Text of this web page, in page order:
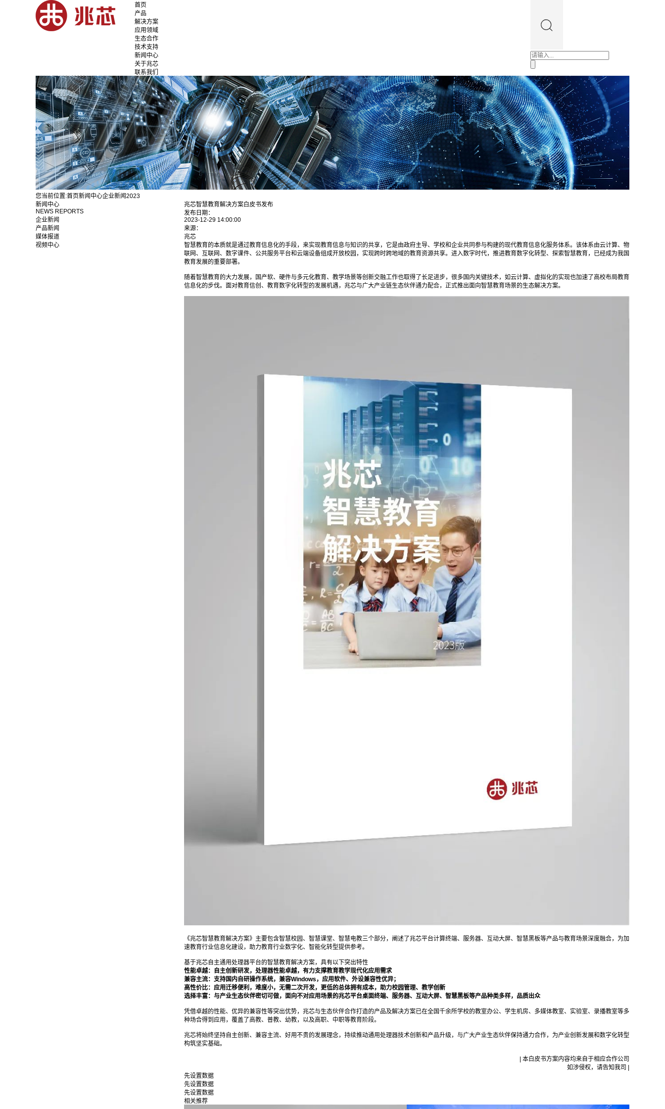
首页
产品
解决方案
应用领域
生态合作
技术支持
新闻中心
关于兆芯
联系我们
您当前位置:首页新闻中心企业新闻2023
新闻中心
NEWS REPORTS
企业新闻
产品新闻
媒体报道
视频中心
兆芯智慧教育解决方案白皮书发布
发布日期：
2023-12-29 14:00:00
来源：
兆芯
智慧教育的本质就是通过教育信息化的手段，来实现教育信息与知识的共享，它是由政府主导、学校和企业共同参与构建的现代教育信息化服务体系。该体系由云计算、物
联网、互联网、数字课件、公共服务平台和云端设备组成开放校园，实现跨时跨地域的教育资源共享。进入数字时代，推进教育数字化转型、探索智慧教育，已经成为我国
教育发展的重要部署。
随着智慧教育的大力发展，国产软、硬件与多元化教育、教学场景等创新交融工作也取得了长足进步，很多国内关键技术，如云计算、虚拟化的实现也加速了高校布局教育
信息化的步伐。面对教育信创、教育数字化转型的发展机遇，兆芯与广大产业链生态伙伴通力配合，正式推出面向智慧教育场景的生态解决方案。
《兆芯智慧教育解决方案》主要包含智慧校园、智慧课堂、智慧电教三个部分，阐述了兆芯平台计算终端、服务器、互动大屏、智慧黑板等产品与教育场景深度融合，为加
速教育行业信息化建设，助力教育行业数字化、智能化转型提供参考。
基于兆芯自主通用处理器平台的智慧教育解决方案，具有以下突出特性
性能卓越：自主创新研发，处理器性能卓越，有力支撑教育教学现代化应用需求
兼容主流：支持国内自研操作系统，兼容Windows，应用软件、外设兼容性优异；
高性价比：应用迁移便利，难度小，无需二次开发，更低的总体拥有成本，助力校园管理、教学创新
选择丰富：与产业生态伙伴密切可做，面向不对应用场景的兆芯平台桌面终端、服务器、互动大屏、智慧黑板等产品种类多样，品质出众
凭借卓越的性能、优异的兼容性等突出优势，兆芯与生态伙伴合作打造的产品及解决方案已在全国千余所学校的教室办公、学生机房、多媒体教室、实验室、录播教室等多
种场合得到应用，覆盖了高教、普教、幼教，以及高职、中职等教育阶段。
兆芯将始终坚持自主创新、兼容主流、好用不贵的发展理念，持续推动通用处理器技术创新和产品升级，与广大产业生态伙伴保持通力合作，为产业创新发展和数字化转型
构筑坚实基础。
| 本白皮书方案内容均来自于相应合作公司
如涉侵权，请告知我司 |
先设置数据
先设置数据
先设置数据
相关推荐